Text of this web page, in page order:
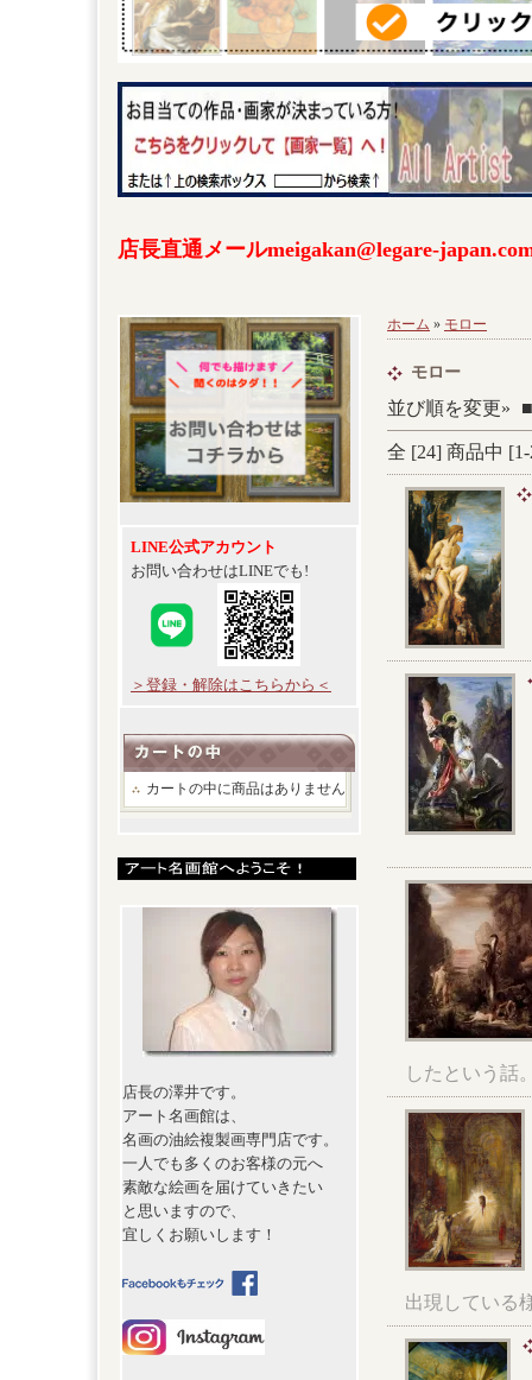
店長直通メールmeigakan@legare-
LINE公式アカウント
お問い合わせはLINEでも!
＞登録・解除はこちらから＜
カートの中に商品はありません
店長の澤井です。
アート名画館は、
名画の油絵複製画専門店です。
一人でも多くのお客様の元へ
素敵な絵画を届けていきたい
と思いますので、
宜しくお願いします！
ホーム » モロー
モロー
並び順を変更» ■
全 [24] 商品中 [1-
したという話
出現している